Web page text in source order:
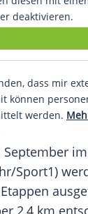
deaktivieren.
dass mir
können
werden.
September
Sport1)